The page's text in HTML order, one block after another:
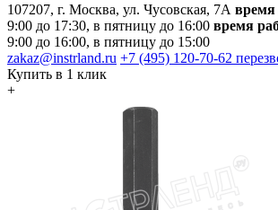
107207, г. Москва, ул. Чусовская, 7А время
9:00 до 17:30, в пятницу до 16:00 время
9:00 до 16:00, в пятницу до 15:00
zakaz@instrland.ru +7 (495) 120-70-62
Купить в 1 клик
+